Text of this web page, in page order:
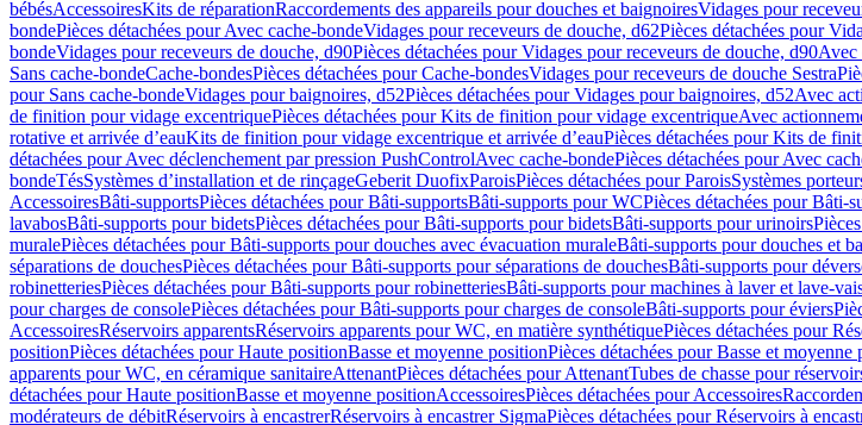
bébésAccessoiresKits de réparationRaccordements des appareils pour douches et baignoiresVidages pour
bondePièces détachées pour Avec cache-bondeVidages pour receveurs de douche, d62Pièces détachées pour
bondeVidages pour receveurs de douche, d90Pièces détachées pour Vidages pour receveurs de douche, d90Avec
Sans cache-bondeCache-bondesPièces détachées pour Cache-bondesVidages pour receveurs de douche Sestra
pour Sans cache-bondeVidages pour baignoires, d52Pièces détachées pour Vidages pour baignoires, d52Avec
de finition pour vidage excentriquePièces détachées pour Kits de finition pour vidage excentriqueAvec
rotative et arrivée d’eauKits de finition pour vidage excentrique et arrivée d’eauPièces détachées pour Kits de
détachées pour Avec déclenchement par pression PushControlAvec cache-bondePièces détachées pour Avec
bondeTésSystèmes d’installation et de rinçageGeberit DuofixParoisPièces détachées pour ParoisSystèmes
AccessoiresBâti-supportsPièces détachées pour Bâti-supportsBâti-supports pour WCPièces détachées pour Bâti-
lavabosBâti-supports pour bidetsPièces détachées pour Bâti-supports pour bidetsBâti-supports pour urinoirs
muralePièces détachées pour Bâti-supports pour douches avec évacuation muraleBâti-supports pour douches et
séparations de douchesPièces détachées pour Bâti-supports pour séparations de douchesBâti-supports pour
robinetteriesPièces détachées pour Bâti-supports pour robinetteriesBâti-supports pour machines à laver et lave-
pour charges de consolePièces détachées pour Bâti-supports pour charges de consoleBâti-supports pour éviers
AccessoiresRéservoirs apparentsRéservoirs apparents pour WC, en matière synthétiquePièces détachées pour
positionPièces détachées pour Haute positionBasse et moyenne positionPièces détachées pour Basse et moyenne
apparents pour WC, en céramique sanitaireAttenantPièces détachées pour AttenantTubes de chasse pour
détachées pour Haute positionBasse et moyenne positionAccessoiresPièces détachées pour Accessoires
modérateurs de débitRéservoirs à encastrerRéservoirs à encastrer SigmaPièces détachées pour Réservoirs à